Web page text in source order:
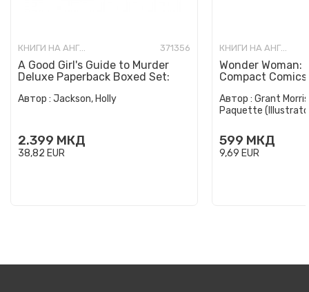
КНИГИ НА АНГЛИСКИ ЈАЗИК 371356
A Good Girl's Guide to Murder
Deluxe Paperback Boxed Set:
Автор : Jackson, Holly
2.399 МКД
38,82 EUR
КНИГИ НА АНГЛИСКИ ЈАЗИК
Wonder Woman:
Compact
Автор : Grant
Paquette
599 МКД
9,69 EUR